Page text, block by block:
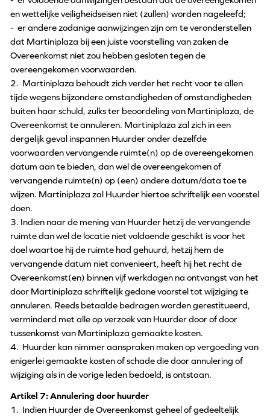
en wettelijke veiligheidseisen niet (zullen) worden nageleefd;
- er andere zodanige aanwijzingen zijn om te veronderstellen
dat Martiniplaza bij een juiste voorstelling van zaken de
Overeenkomst niet zou hebben gesloten tegen de
overeengekomen voorwaarden.
2. Martiniplaza behoudt zich verder het recht voor te allen
tijde wegens bijzondere omstandigheden of omstandigheden
buiten haar schuld, zulks ter beoordeling van Martiniplaza, de
Overeenkomst te annuleren. Martiniplaza zal zich in een
dergelijk geval inspannen Huurder onder dezelfde
voorwaarden vervangende ruimte(n) op de overeengekomen
datum aan te bieden, dan wel de overeengekomen of
vervangende ruimte(n) op (een) andere datum/data toe te
wijzen. Martiniplaza zal Huurder hiertoe schriftelijk een voorstel
doen.
3. Indien naar de mening van Huurder hetzij de vervangende
ruimte dan wel de locatie niet voldoende geschikt is voor het
doel waartoe hij de ruimte had gehuurd, hetzij hem de
vervangende datum niet convenieert, heeft hij het recht de
Overeenkomst(en) binnen vijf werkdagen na ontvangst van het
door Martiniplaza schriftelijk gedane voorstel tot wijziging te
annuleren. Reeds betaalde bedragen worden gerestitueerd,
verminderd met alle op verzoek van Huurder door of door
tussenkomst van Martiniplaza gemaakte kosten.
4. Huurder kan nimmer aanspraken maken op vergoeding van
enigerlei gemaakte kosten of schade die door annulering of
wijziging als in de vorige leden bedoeld, is ontstaan.
Artikel 7: Annulering door huurder
1. Indien Huurder de Overeenkomst geheel of gedeeltelijk